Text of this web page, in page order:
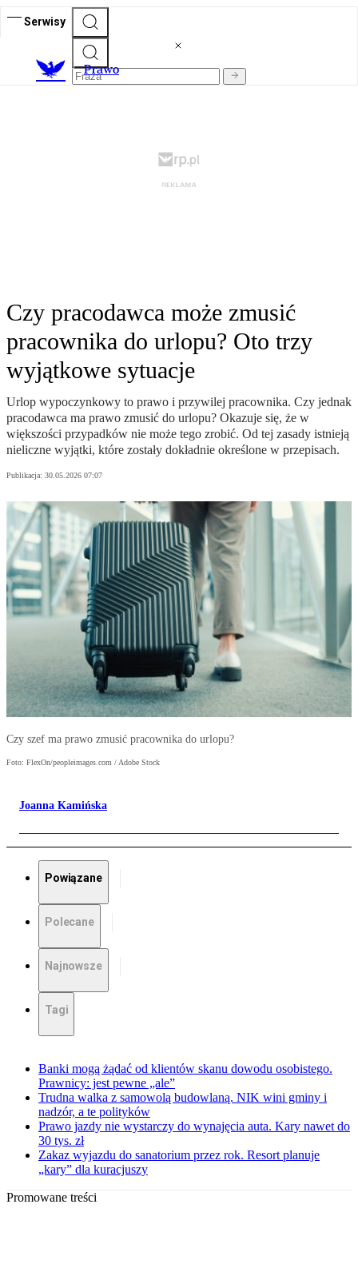
Serwisy
Prawo
Czy pracodawca może zmusić
pracownika do urlopu? Oto trzy
wyjątkowe sytuacje
Urlop wypoczynkowy to prawo i przywilej pracownika. Czy jednak
pracodawca ma prawo zmusić do urlopu? Okazuje się, że w
większości przypadków nie może tego zrobić. Od tej zasady istnieją
nieliczne wyjątki, które zostały dokładnie określone w przepisach.
Publikacja: 30.05.2026 07:07
Czy szef ma prawo zmusić pracownika do urlopu?
Foto: FlexOn/peopleimages.com / Adobe Stock
Joanna Kamińska
Powiązane
Polecane
Najnowsze
Tagi
Banki mogą żądać od klientów skanu dowodu osobistego.
Prawnicy: jest pewne „ale”
Trudna walka z samowolą budowlaną. NIK wini gminy i
nadzór, a te polityków
Prawo jazdy nie wystarczy do wynajęcia auta. Kary nawet do
30 tys. zł
Zakaz wyjazdu do sanatorium przez rok. Resort planuje
„kary” dla kuracjuszy
Promowane treści